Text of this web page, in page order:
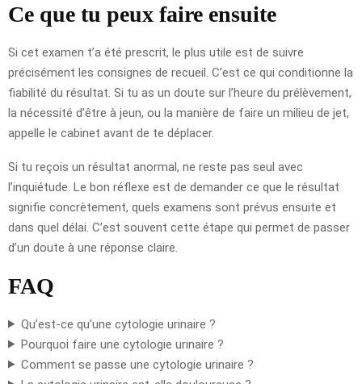
Ce que tu peux faire ensuite
Si cet examen t’a été prescrit, le plus utile est de suivre
précisément les consignes de recueil. C’est ce qui conditionne la
fiabilité du résultat. Si tu as un doute sur l’heure du prélèvement,
la nécessité d’être à jeun, ou la manière de faire un milieu de jet,
appelle le cabinet avant de te déplacer.
Si tu reçois un résultat anormal, ne reste pas seul avec
l’inquiétude. Le bon réflexe est de demander ce que le résultat
signifie concrètement, quels examens sont prévus ensuite et
dans quel délai. C’est souvent cette étape qui permet de passer
d’un doute à une réponse claire.
FAQ
Qu’est-ce qu’une cytologie urinaire ?
Pourquoi faire une cytologie urinaire ?
Comment se passe une cytologie urinaire ?